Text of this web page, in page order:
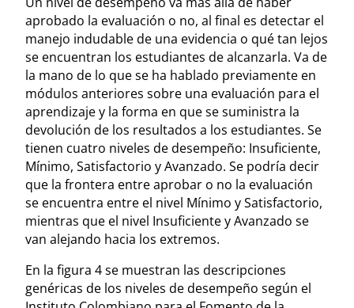
aprobado la evaluación o no, al final es detectar el
manejo indudable de una evidencia o qué tan lejos
se encuentran los estudiantes de alcanzarla. Va de
la mano de lo que se ha hablado previamente en
módulos anteriores sobre una evaluación para el
aprendizaje y la forma en que se suministra la
devolución de los resultados a los estudiantes. Se
tienen cuatro niveles de desempeño: Insuficiente,
Mínimo, Satisfactorio y Avanzado. Se podría decir
que la frontera entre aprobar o no la evaluación
se encuentra entre el nivel Mínimo y Satisfactorio,
mientras que el nivel Insuficiente y Avanzado se
van alejando hacia los extremos.
En la figura 4 se muestran las descripciones
genéricas de los niveles de desempeño según el